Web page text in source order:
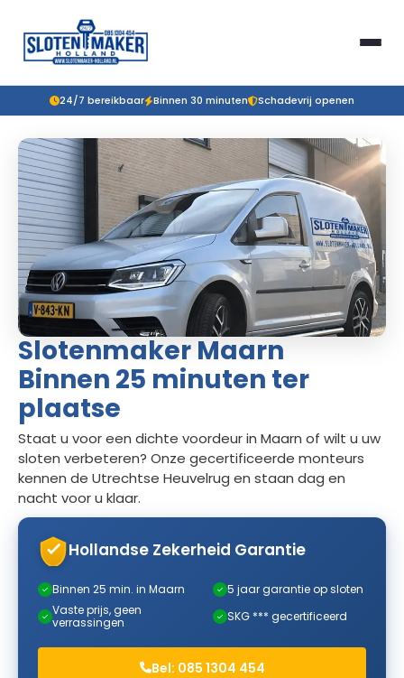
24/7 bereikbaar Binnen 30 minuten Schadevrij openen
Slotenmaker Maarn
Binnen 25 minuten ter
plaatse
Staat u voor een dichte voordeur in Maarn of wilt u uw
sloten verbeteren? Onze gecertificeerde monteurs
kennen de Utrechtse Heuvelrug en staan dag en
nacht voor u klaar.
Hollandse Zekerheid Garantie
✓ Binnen 25 min. in Maarn ✓ 5 jaar garantie op sloten
✓ Vaste prijs, geen
verrassingen
✓ SKG *** gecertificeerd
Bel: 085 1304 454